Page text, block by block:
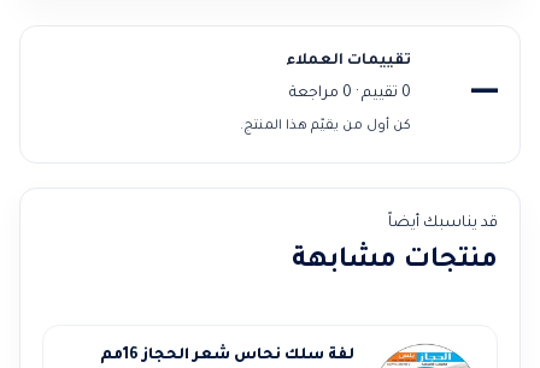
—
تقييمات العملاء
0 تقييم · 0 مراجعة
كن أول من يقيّم هذا المنتج.
قد يناسبك أيضاً
منتجات مشابهة
لفة سلك نحاس شعر الحجاز 16مم